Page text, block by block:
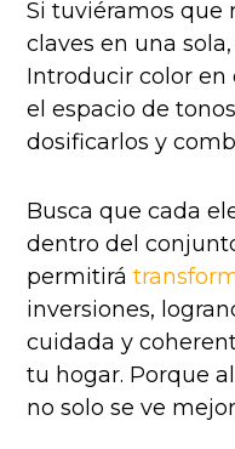
Si tuviéramos que
claves en una sola,
Introducir color en
el espacio de
dosificarlos y
Busca que cada
dentro del
permitirá
inversiones,
cuidada y
tu hogar. Porque
no solo se ve